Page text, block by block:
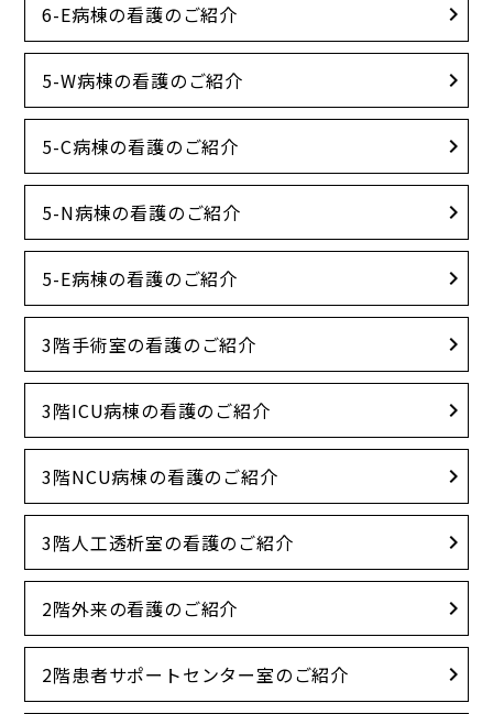
6-E病棟の看護のご紹介
5-W病棟の看護のご紹介
5-C病棟の看護のご紹介
5-N病棟の看護のご紹介
5-E病棟の看護のご紹介
3階手術室の看護のご紹介
3階ICU病棟の看護のご紹介
3階NCU病棟の看護のご紹介
3階人工透析室の看護のご紹介
2階外来の看護のご紹介
2階患者サポートセンター室のご紹介